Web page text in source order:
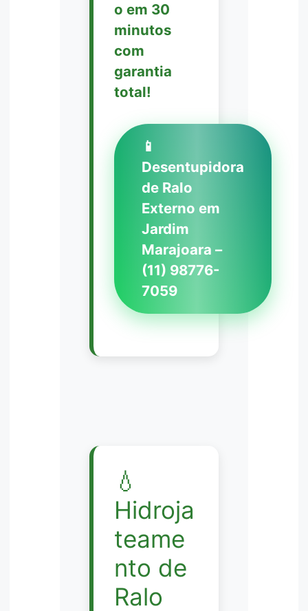
o em 30
minutos
com
garantia
total!
📱
Desentupidora
de Ralo
Externo em
Jardim
Marajoara –
(11) 98776-
7059
💧
Hidroja
teame
nto de
Ralo